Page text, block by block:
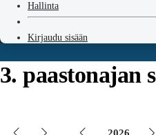
Hallinta
Kirjaudu sisään
3. paastonajan